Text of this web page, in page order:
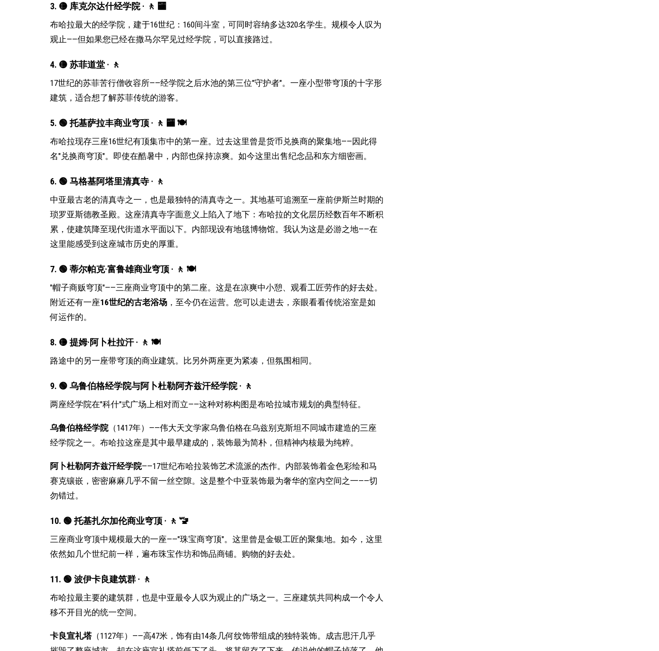
3. 🟡 库克尔达什经学院 · 🚶 🏧
布哈拉最大的经学院，建于16世纪：160间斗室，可同时容纳多达320名学生。规模令人叹为
观止——但如果您已经在撒马尔罕见过经学院，可以直接路过。
4. 🟡 苏菲道堂 · 🚶
17世纪的苏菲苦行僧收容所——经学院之后水池的第三位"守护者"。一座小型带穹顶的十字形
建筑，适合想了解苏菲传统的游客。
5. 🟢 托基萨拉丰商业穹顶 · 🚶 🏧 🍽
布哈拉现存三座16世纪有顶集市中的第一座。过去这里曾是货币兑换商的聚集地——因此得
名"兑换商穹顶"。即使在酷暑中，内部也保持凉爽。如今这里出售纪念品和东方细密画。
6. 🟢 马格基阿塔里清真寺 · 🚶
中亚最古老的清真寺之一，也是最独特的清真寺之一。其地基可追溯至一座前伊斯兰时期的
琐罗亚斯德教圣殿。这座清真寺字面意义上陷入了地下：布哈拉的文化层历经数百年不断积
累，使建筑降至现代街道水平面以下。内部现设有地毯博物馆。我认为这是必游之地——在
这里能感受到这座城市历史的厚重。
7. 🟢 蒂尔帕克·富鲁雄商业穹顶 · 🚶 🍽
"帽子商贩穹顶"——三座商业穹顶中的第二座。这是在凉爽中小憩、观看工匠劳作的好去处。
附近还有一座16世纪的古老浴场 ，至今仍在运营。您可以走进去，亲眼看看传统浴室是如
何运作的。
8. 🟡 提姆·阿卜杜拉汗 · 🚶 🍽
路途中的另一座带穹顶的商业建筑。比另外两座更为紧凑，但氛围相同。
9. 🟢 乌鲁伯格经学院与阿卜杜勒阿齐兹汗经学院 · 🚶
两座经学院在"科什"式广场上相对而立——这种对称构图是布哈拉城市规划的典型特征。
乌鲁伯格经学院（1417年）——伟大天文学家乌鲁伯格在乌兹别克斯坦不同城市建造的三座
经学院之一。布哈拉这座是其中最早建成的，装饰最为简朴，但精神内核最为纯粹。
阿卜杜勒阿齐兹汗经学院——17世纪布哈拉装饰艺术流派的杰作。内部装饰着金色彩绘和马
赛克镶嵌，密密麻麻几乎不留一丝空隙。这是整个中亚装饰最为奢华的室内空间之一——切
勿错过。
10. 🟢 托基扎尔加伦商业穹顶 · 🚶 🚾
三座商业穹顶中规模最大的一座——"珠宝商穹顶"。这里曾是金银工匠的聚集地。如今，这里
依然如几个世纪前一样，遍布珠宝作坊和饰品商铺。购物的好去处。
11. 🟢 波伊卡良建筑群 · 🚶
布哈拉最主要的建筑群，也是中亚最令人叹为观止的广场之一。三座建筑共同构成一个令人
移不开目光的统一空间。
卡良宣礼塔 （1127年）——高47米，饰有由14条几何纹饰带组成的独特装饰。成吉思汗几乎